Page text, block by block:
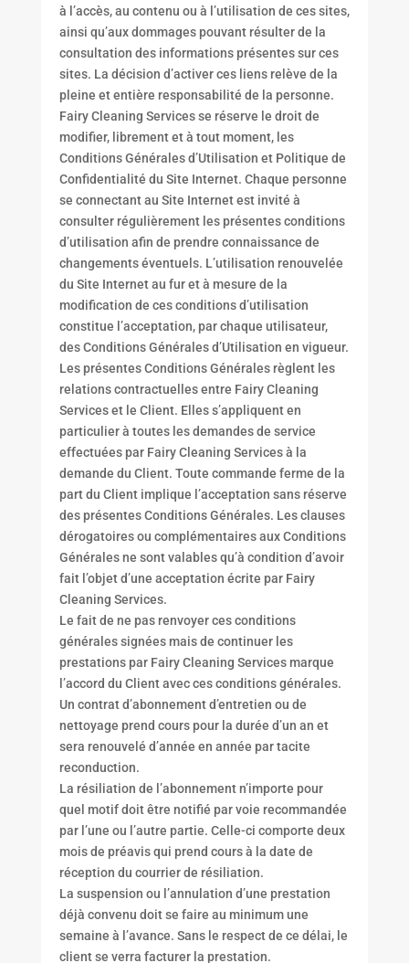
à l’accès, au contenu ou à l’utilisation de ces sites,
ainsi qu’aux dommages pouvant résulter de la
consultation des informations présentes sur ces
sites. La décision d’activer ces liens relève de la
pleine et entière responsabilité de la personne.
Fairy Cleaning Services se réserve le droit de
modifier, librement et à tout moment, les
Conditions Générales d’Utilisation et Politique de
Confidentialité du Site Internet. Chaque personne
se connectant au Site Internet est invité à
consulter régulièrement les présentes conditions
d’utilisation afin de prendre connaissance de
changements éventuels. L’utilisation renouvelée
du Site Internet au fur et à mesure de la
modification de ces conditions d’utilisation
constitue l’acceptation, par chaque utilisateur,
des Conditions Générales d’Utilisation en vigueur.
Les présentes Conditions Générales règlent les
relations contractuelles entre Fairy Cleaning
Services et le Client. Elles s’appliquent en
particulier à toutes les demandes de service
effectuées par Fairy Cleaning Services à la
demande du Client. Toute commande ferme de la
part du Client implique l’acceptation sans réserve
des présentes Conditions Générales. Les clauses
dérogatoires ou complémentaires aux Conditions
Générales ne sont valables qu’à condition d’avoir
fait l’objet d’une acceptation écrite par Fairy
Cleaning Services.
Le fait de ne pas renvoyer ces conditions
générales signées mais de continuer les
prestations par Fairy Cleaning Services marque
l’accord du Client avec ces conditions générales.
Un contrat d’abonnement d’entretien ou de
nettoyage prend cours pour la durée d’un an et
sera renouvelé d’année en année par tacite
reconduction.
La résiliation de l’abonnement n’importe pour
quel motif doit être notifié par voie recommandée
par l’une ou l’autre partie. Celle-ci comporte deux
mois de préavis qui prend cours à la date de
réception du courrier de résiliation.
La suspension ou l’annulation d’une prestation
déjà convenu doit se faire au minimum une
semaine à l’avance. Sans le respect de ce délai, le
client se verra facturer la prestation.